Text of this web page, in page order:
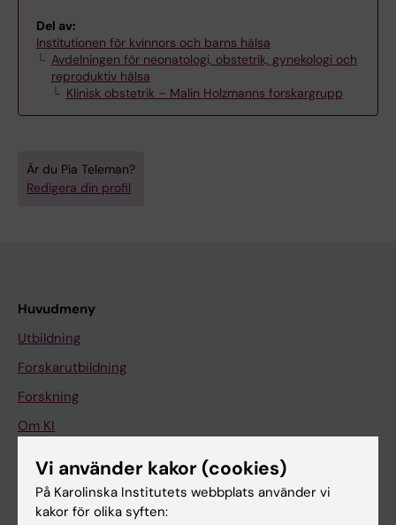
Del av:
Institutionen för kvinnors och barns hälsa
Avdelningen för neonatologi, obstetrik, gynekologi och
reproduktiv hälsa
Klinisk obstetrik – Malin Holzmanns forskargrupp
Är du Pia Teleman?
Redigera din profil
Huvudmeny
Utbildning
Forskarutbildning
Forskning
Om KI
På gång
Nyheter
Vi använder kakor (cookies)
På Karolinska Institutets webbplats använder vi
kakor för olika syften: